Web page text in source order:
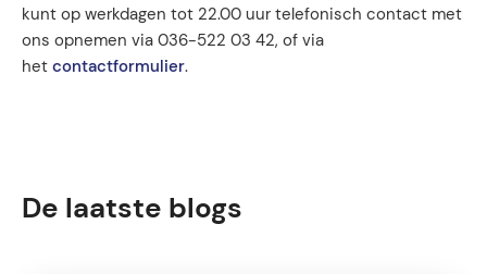
kunt op werkdagen tot 22.00 uur telefonisch contact met
ons opnemen via 036-522 03 42, of via
het contactformulier.
De laatste blogs